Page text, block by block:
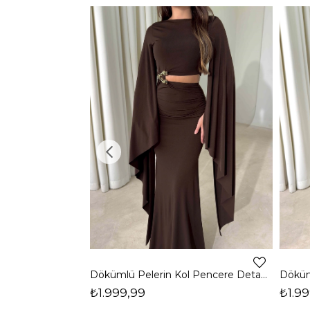
Dökümlü Pelerin Kol Pencere Detaylı Maxi Kahverengi Arlev Kadın Elbise 26Y511
₺1.999,99